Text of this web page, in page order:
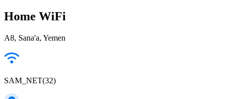
Home WiFi
A8, Sana'a, Yemen
SAM_NET(32)